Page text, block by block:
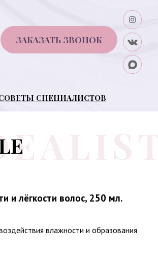
ЗАКАЗАТЬ ЗВОНОК
СПЕЦИАЛИСТОВ
и лёгкости волос, 250 мл.
влажности и образования